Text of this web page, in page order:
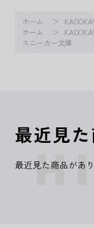
ホーム
ホーム
スニーカー文庫
最近見
最近見た商品があり